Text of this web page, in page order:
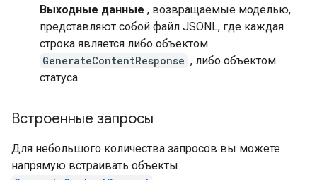
Выходные данные , возвращаемые моделью,
представляют собой файл JSONL, где каждая
строка является либо объектом
GenerateContentResponse , либо объектом
статуса.
Встроенные запросы
Для небольшого количества запросов вы можете
напрямую встраивать объекты